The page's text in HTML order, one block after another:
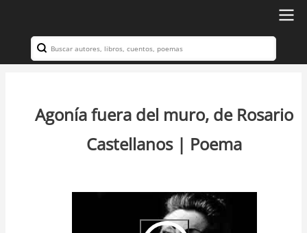
contenido
principal
Navegación
Search
Agonía fuera del muro, de Rosario
Castellanos | Poema
Video
Url